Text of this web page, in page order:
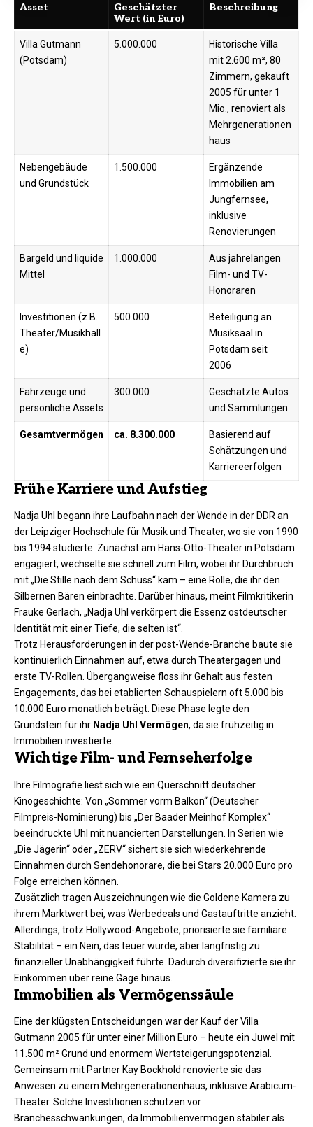
Asset
Geschätzter
Wert (in Euro)
Beschreibung
Villa Gutmann
(Potsdam)
5.000.000
Historische Villa
mit 2.600 m², 80
Zimmern, gekauft
2005 für unter 1
Mio., renoviert als
Mehrgenerationen
haus
Nebengebäude
und Grundstück
1.500.000
Ergänzende
Immobilien am
Jungfernsee,
inklusive
Renovierungen ​
Bargeld und liquide
Mittel
1.000.000
Aus jahrelangen
Film- und TV-
Honoraren ​
Investitionen (z.B.
Theater/Musikhall
e)
500.000
Beteiligung an
Musiksaal in
Potsdam seit
2006 ​
Fahrzeuge und
persönliche Assets
300.000
Geschätzte Autos
und Sammlungen ​
Gesamtvermögen ca. 8.300.000
Basierend auf
Schätzungen und
Karriereerfolgen
Frühe Karriere und Aufstieg
Nadja Uhl begann ihre Laufbahn nach der Wende in der DDR an
der Leipziger Hochschule für Musik und Theater, wo sie von 1990
bis 1994 studierte. Zunächst am Hans-Otto-Theater in Potsdam
engagiert, wechselte sie schnell zum Film, wobei ihr Durchbruch
mit „Die Stille nach dem Schuss“ kam – eine Rolle, die ihr den
Silbernen Bären einbrachte. Darüber hinaus, meint Filmkritikerin
Frauke Gerlach, „Nadja Uhl verkörpert die Essenz ostdeutscher
Identität mit einer Tiefe, die selten ist“.
Trotz Herausforderungen in der post-Wende-Branche baute sie
kontinuierlich Einnahmen auf, etwa durch Theatergagen und
erste TV-Rollen. Übergangweise floss ihr Gehalt aus festen
Engagements, das bei etablierten Schauspielern oft 5.000 bis
10.000 Euro monatlich beträgt. Diese Phase legte den
Grundstein für ihr Nadja Uhl Vermögen, da sie frühzeitig in
Immobilien investierte.​
Wichtige Film- und Fernseherfolge
Ihre Filmografie liest sich wie ein Querschnitt deutscher
Kinogeschichte: Von „Sommer vorm Balkon“ (Deutscher
Filmpreis-Nominierung) bis „Der Baader Meinhof Komplex“
beeindruckte Uhl mit nuancierten Darstellungen. In Serien wie
„Die Jägerin“ oder „ZERV“ sichert sie sich wiederkehrende
Einnahmen durch Sendehonorare, die bei Stars 20.000 Euro pro
Folge erreichen können.
Zusätzlich tragen Auszeichnungen wie die Goldene Kamera zu
ihrem Marktwert bei, was Werbedeals und Gastauftritte anzieht.
Allerdings, trotz Hollywood-Angebote, priorisierte sie familiäre
Stabilität – ein Nein, das teuer wurde, aber langfristig zu
finanzieller Unabhängigkeit führte. Dadurch diversifizierte sie ihr
Einkommen über reine Gage hinaus.
Immobilien als Vermögenssäule
Eine der klügsten Entscheidungen war der Kauf der Villa
Gutmann 2005 für unter einer Million Euro – heute ein Juwel mit
11.500 m² Grund und enormem Wertsteigerungspotenzial.
Gemeinsam mit Partner Kay Bockhold renovierte sie das
Anwesen zu einem Mehrgenerationenhaus, inklusive Arabicum-
Theater. Solche Investitionen schützen vor
Branchesschwankungen, da Immobilienvermögen stabiler als